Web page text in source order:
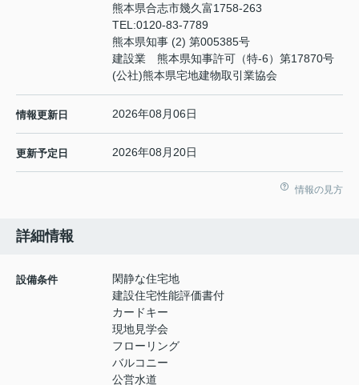
熊本県合志市幾久富1758-263
TEL:0120-83-7789
熊本県知事 (2) 第005385号
建設業 熊本県知事許可（特-6）第17870号
(公社)熊本県宅地建物取引業協会
情報更新日 2026年08月06日
更新予定日 2026年08月20日
情報の見方
詳細情報
設備条件
閑静な住宅地
建設住宅性能評価書付
カードキー
現地見学会
フローリング
バルコニー
公営水道